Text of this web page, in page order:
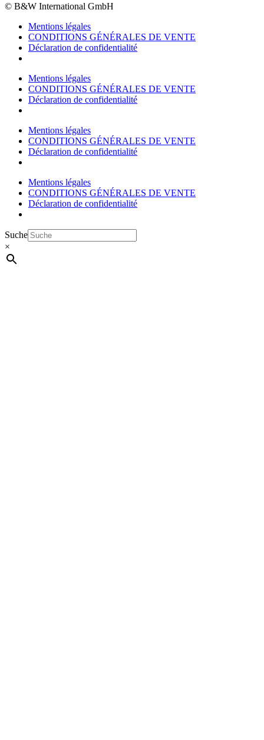
© B&W International GmbH
Mentions légales
CONDITIONS GÉNÉRALES DE VENTE
Déclaration de confidentialité
Mentions légales
CONDITIONS GÉNÉRALES DE VENTE
Déclaration de confidentialité
Mentions légales
CONDITIONS GÉNÉRALES DE VENTE
Déclaration de confidentialité
Mentions légales
CONDITIONS GÉNÉRALES DE VENTE
Déclaration de confidentialité
Suche
×